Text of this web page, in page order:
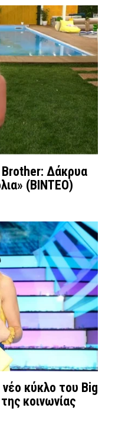
Brother: Δάκρυα
(ΒΙΝΤΕΟ)
κύκλο του Big
κοινωνίας